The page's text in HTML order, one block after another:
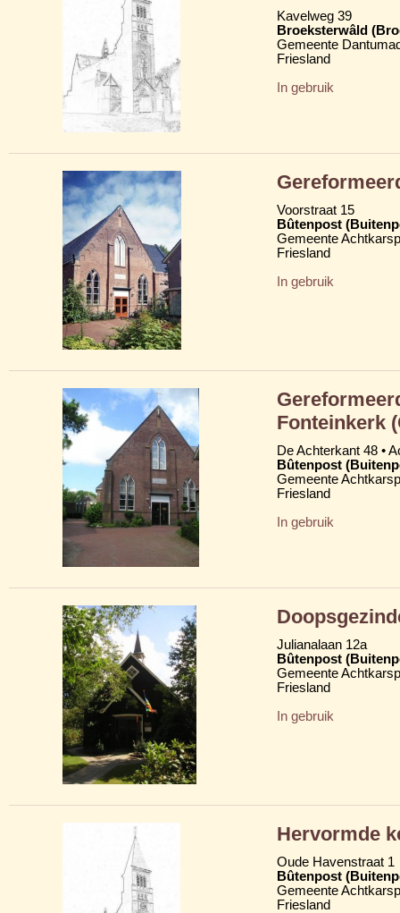
Kavelweg 39
Broeksterwâld
Gemeente
Friesland
In gebruik
Voorstraat 15
Bûtenpost
Gemeente
Friesland
In gebruik
Fonteinkerk
De Achterkant 48 •
Bûtenpost
Gemeente
Friesland
In gebruik
Julianalaan 12a
Bûtenpost
Gemeente
Friesland
In gebruik
Hervormde
Oude Havenstraat 1
Bûtenpost
Gemeente
Friesland